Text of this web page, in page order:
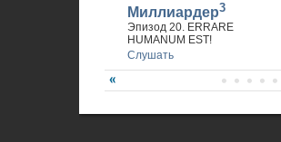
Миллиардер3
Эпизод 20. ERRARE
HUMANUM EST!
Слушать